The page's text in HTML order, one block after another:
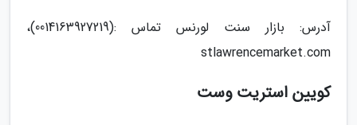
آدرس: بازار سنت لورنس تماس :(0014163927219)،
stlawrencemarket.com
کویین استریت وست